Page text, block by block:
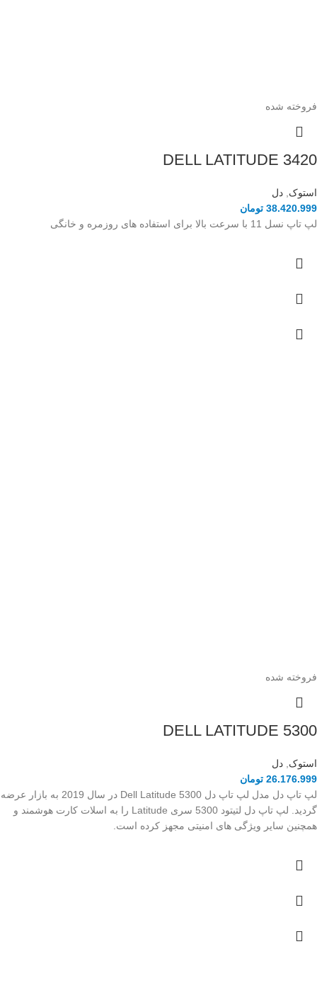
فروخته شده
DELL LATITUDE 3420
استوک, دل
38.420.999 تومان
لپ تاپ نسل 11 با سرعت بالا برای استفاده های روزمره و خانگی
فروخته شده
DELL LATITUDE 5300
استوک, دل
26.176.999 تومان
لپ تاپ دل مدل لپ تاپ دل Dell Latitude 5300 در سال 2019 به بازار عرضه
گردید. لپ تاپ دل لتیتود 5300 سری Latitude را به اسلات کارت هوشمند و
همچنین سایر ویژگی های امنیتی مجهز کرده است.